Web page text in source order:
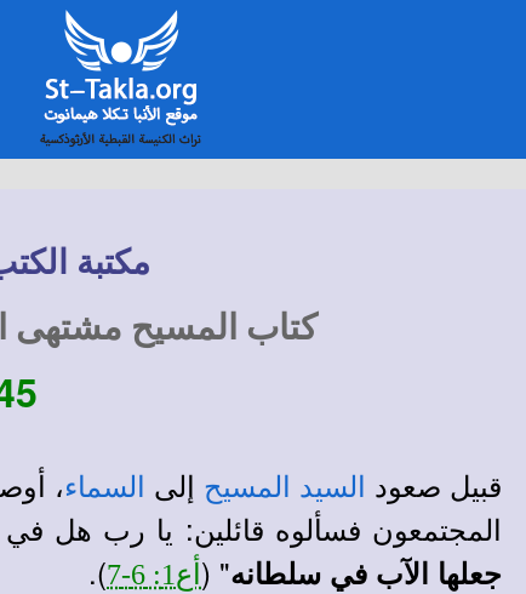
مكتبة
كتاب المسيح مشتهى
قبيل صعود السيد المسيح إلى السماء،
المجتمعون فسألوه قائلين: يا رب هل
جعلها الآب في سلطانه" ( أع1: 6-7
).